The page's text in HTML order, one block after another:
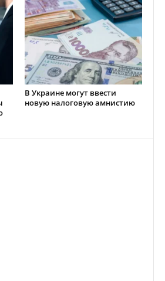
В Украине могут ввести
новую налоговую амнистию